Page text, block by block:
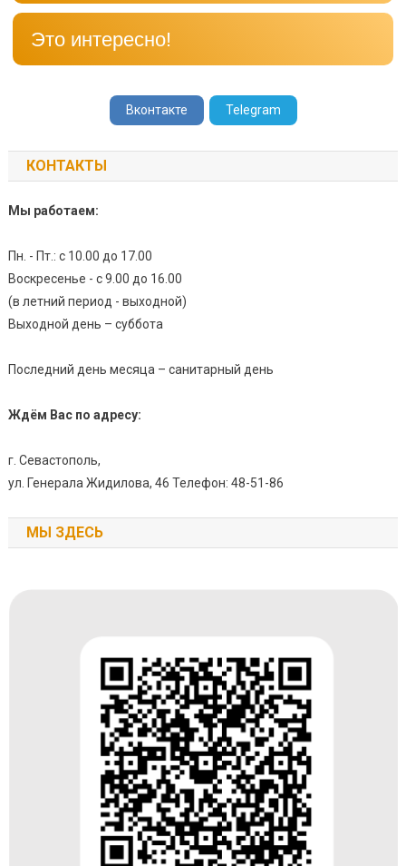
Это интересно!
Вконтакте Telegram
КОНТАКТЫ
Мы работаем:
Пн. - Пт.: с 10.00 до 17.00
Воскресенье - с 9.00 до 16.00
(в летний период - выходной)
Выходной день – суббота
Последний день месяца – санитарный день
Ждём Вас по адресу:
г. Севастополь,
ул. Генерала Жидилова, 46 Телефон: 48-51-86
МЫ ЗДЕСЬ